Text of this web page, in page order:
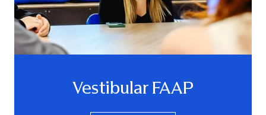
Vestibular FAAP